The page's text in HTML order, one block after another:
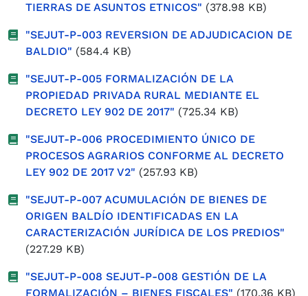
TIERRAS DE ASUNTOS ETNICOS" (378.98 KB)
"SEJUT-P-003 REVERSION DE ADJUDICACION DE
BALDIO" (584.4 KB)
"SEJUT-P-005 FORMALIZACIÓN DE LA
PROPIEDAD PRIVADA RURAL MEDIANTE EL
DECRETO LEY 902 DE 2017" (725.34 KB)
"SEJUT-P-006 PROCEDIMIENTO ÚNICO DE
PROCESOS AGRARIOS CONFORME AL DECRETO
LEY 902 DE 2017 V2" (257.93 KB)
"SEJUT-P-007 ACUMULACIÓN DE BIENES DE
ORIGEN BALDÍO IDENTIFICADAS EN LA
CARACTERIZACIÓN JURÍDICA DE LOS PREDIOS"
(227.29 KB)
"SEJUT-P-008 SEJUT-P-008 GESTIÓN DE LA
FORMALIZACIÓN – BIENES FISCALES" (170.36 KB)